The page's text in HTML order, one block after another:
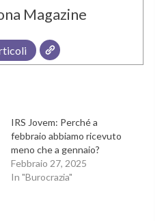
Magazine
IRS Jovem: Perché a
febbraio abbiamo ricevuto
meno che a gennaio?
Febbraio 27, 2025
In "Burocrazia"